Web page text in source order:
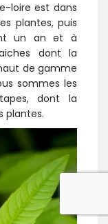
loire est dans
plantes, puis
un an et à
dont la
de gamme
sommes les
dont la
plantes.